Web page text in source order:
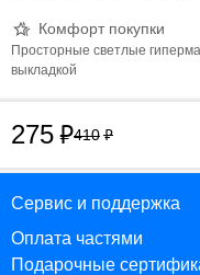
Комфорт покупки
Просторные светлые
выкладкой
275 410
Сервис и поддержка
Оплата частями
Подарочные